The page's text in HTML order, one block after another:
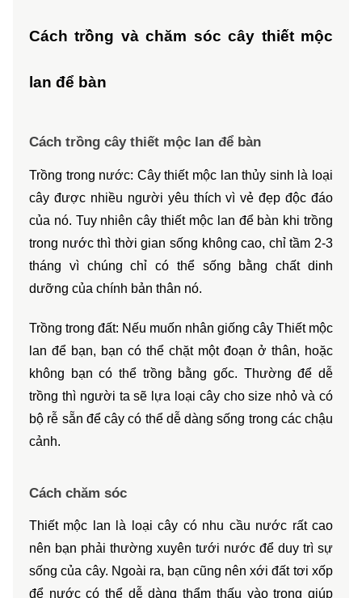
Cách trồng và chăm sóc cây thiết mộc
lan để bàn
Cách trồng cây thiết mộc lan để bàn
Trồng trong nước: Cây thiết mộc lan thủy sinh là loại
cây được nhiều người yêu thích vì vẻ đẹp độc đáo
của nó. Tuy nhiên cây thiết mộc lan để bàn khi trồng
trong nước thì thời gian sống không cao, chỉ tầm 2-3
tháng vì chúng chỉ có thể sống bằng chất dinh
dưỡng của chính bản thân nó.
Trồng trong đất: Nếu muốn nhân giống cây Thiết mộc
lan để bạn, bạn có thể chặt một đoạn ở thân, hoặc
không bạn có thể trồng bằng gốc. Thường để dễ
trồng thì người ta sẽ lựa loại cây cho size nhỏ và có
bộ rễ sẵn để cây có thể dễ dàng sống trong các chậu
cảnh.
Cách chăm sóc
Thiết mộc lan là loại cây có nhu cầu nước rất cao
nên bạn phải thường xuyên tưới nước để duy trì sự
sống của cây. Ngoài ra, bạn cũng nên xới đất tơi xốp
để nước có thể dễ dàng thẩm thấu vào trong giúp